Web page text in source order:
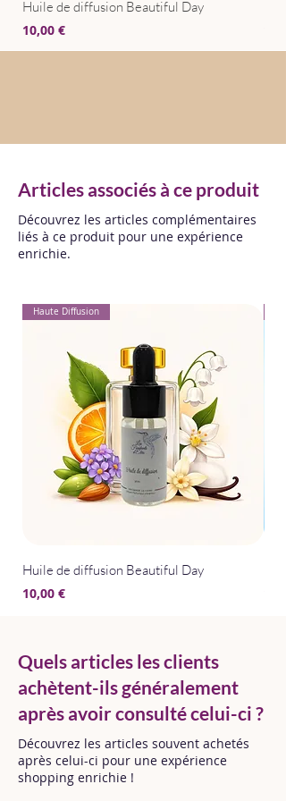
Huile de diffusion Beautiful Day
Prix
10,00 €
Articles associés à ce produit
Découvrez les articles complémentaires
liés à ce produit pour une expérience
enrichie.
Haute Diffusion
Huile de diffusion Beautiful Day
Prix
10,00 €
Quels articles les clients
achètent-ils généralement
après avoir consulté celui-ci ?
Découvrez les articles souvent achetés
après celui-ci pour une expérience
shopping enrichie !